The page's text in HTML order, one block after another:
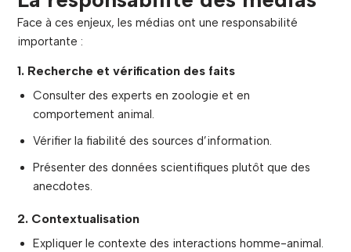
Face à ces enjeux, les médias ont une responsabilité
importante :
1. Recherche et vérification des faits
Consulter des experts en zoologie et en
comportement animal.
Vérifier la fiabilité des sources d’information.
Présenter des données scientifiques plutôt que des
anecdotes.
2. Contextualisation
Expliquer le contexte des interactions homme-animal.